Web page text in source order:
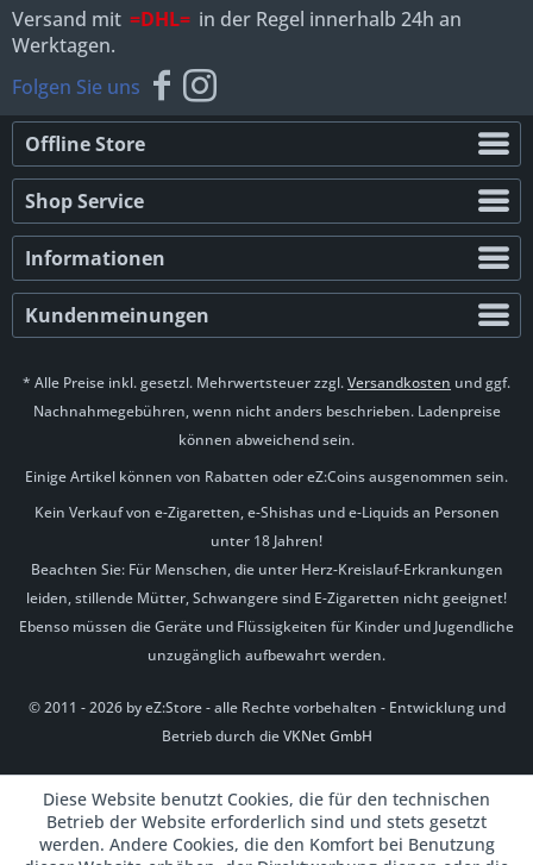
Versand mit =DHL= in der Regel innerhalb 24h an
Werktagen.
Folgen Sie uns
Offline Store
Shop Service
Informationen
Kundenmeinungen
* Alle Preise inkl. gesetzl. Mehrwertsteuer zzgl.Versandkosten und ggf.
Nachnahmegebühren, wenn nicht anders beschrieben. Ladenpreise
können abweichend sein.
Einige Artikel können von Rabatten oder eZ:Coins ausgenommen sein.
Kein Verkauf von e-Zigaretten, e-Shishas und e-Liquids an Personen
unter 18 Jahren!
Beachten Sie: Für Menschen, die unter Herz-Kreislauf-Erkrankungen
leiden, stillende Mütter, Schwangere sind E-Zigaretten nicht geeignet!
Ebenso müssen die Geräte und Flüssigkeiten für Kinder und Jugendliche
unzugänglich aufbewahrt werden.
© 2011 - 2026 by eZ:Store - alle Rechte vorbehalten - Entwicklung und
Betrieb durch dieVKNet GmbH
Diese Website benutzt Cookies, die für den technischen
Betrieb der Website erforderlich sind und stets gesetzt
werden. Andere Cookies, die den Komfort bei Benutzung